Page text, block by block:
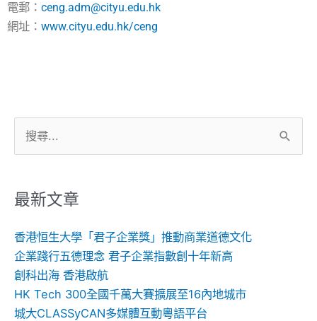
電郵： ceng.adm@cityu.edu.hk
網址： www.cityu.edu.hk/ceng
尋
鍵
最新文章
香港恒生大學「君子企業獎」推動商業道德文化
企業踐行五德理念 君子企業指數創十年新高
創科出海 香港啟航
HK Tech 300全國千萬大賽擴展至16內地城市
城大CLASSyCAN多媒體互動粵語平台